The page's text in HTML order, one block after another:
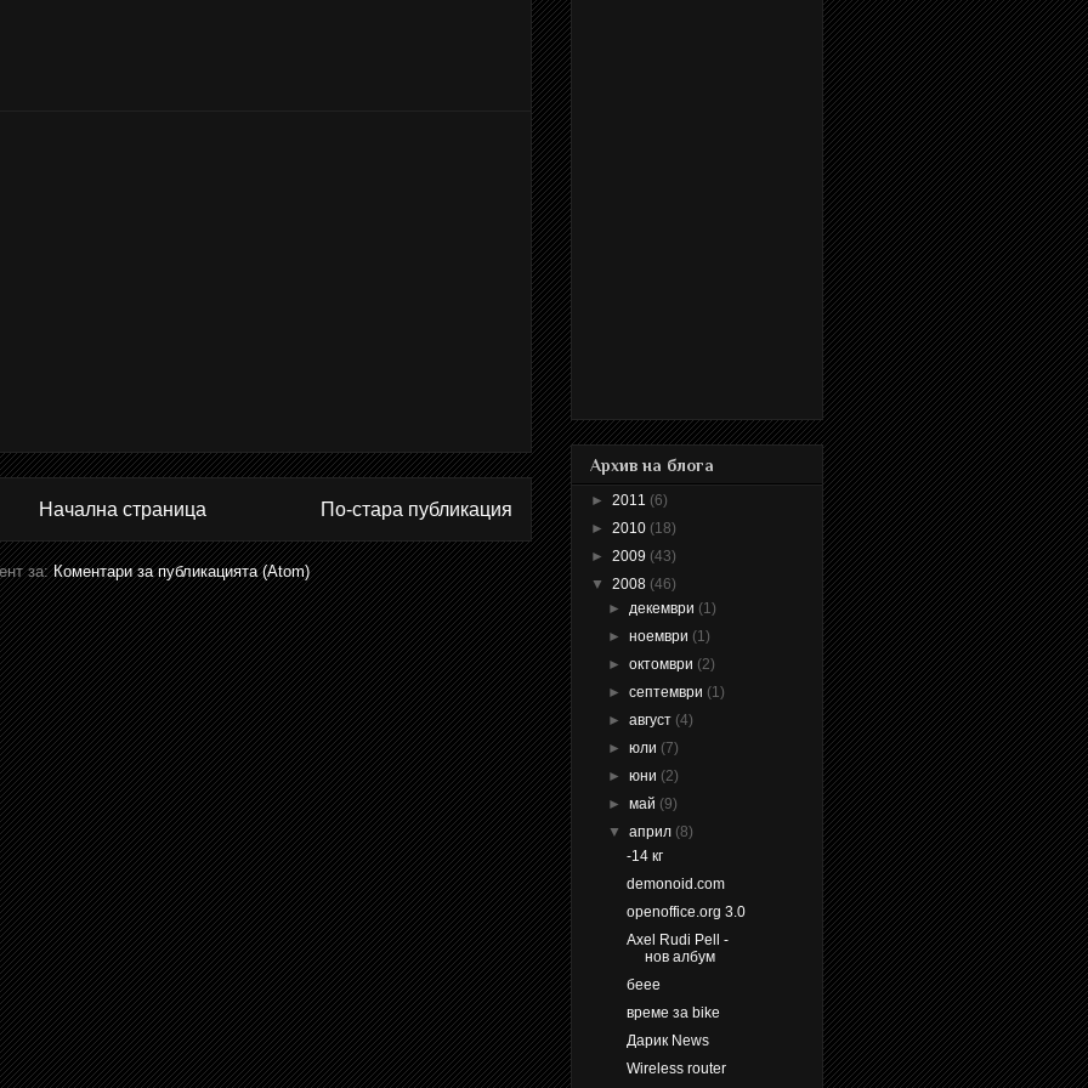
По-стара публикация
Начална страница
за:Коментари за публикацията (Atom)
Архив на блога
► 2011 (6)
► 2010 (18)
► 2009 (43)
▼ 2008 (46)
►декември (1)
►ноември (1)
►октомври (2)
►септември (1)
►август (4)
►юли (7)
►юни (2)
►май (9)
▼април (8)
-14 кг
demonoid.com
openoffice.org 3.0
Axel Rudi Pell -
нов албум
беее
време за bike
Дарик News
Wireless router